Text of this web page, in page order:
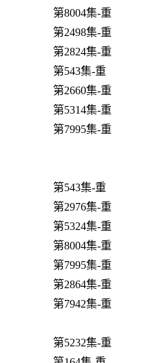
第8004集-重
第2498集-重
第2824集-重
第543集-重
第2660集-重
第5314集-重
第7995集-重
第543集-重
第2976集-重
第5324集-重
第8004集-重
第7995集-重
第2864集-重
第7942集-重
第5232集-重